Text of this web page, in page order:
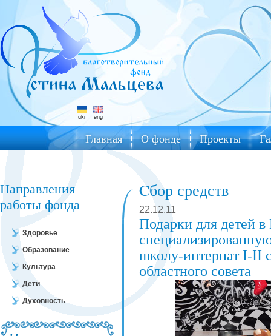
ukr eng
Главная О фонде Проекты
Направления
работы фонда
Здоровье
Образование
Культура
Дети
Духовность
Cбор средств
22.12.11
Подарки для детей
школу-интернат І-ІІ
областного совета